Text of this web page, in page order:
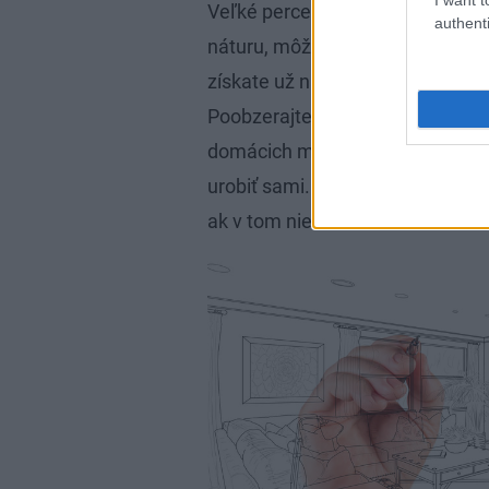
Veľké percento financií pri
náturu, môžete veľa vecí riešiť
získate už návody na čokoľvek.
Poobzerajte sa v okruhu svojich
domácich majstrov na
urobiť sami. Samozrejme,
ak v tom nie ste doma.